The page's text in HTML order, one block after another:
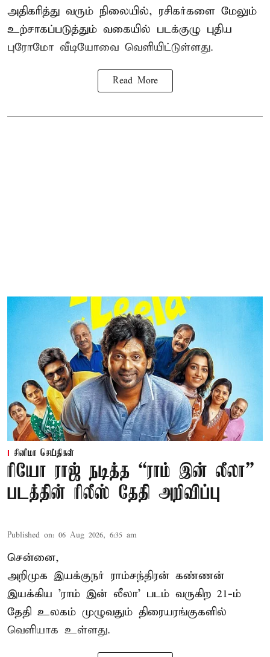
அதிகரித்து வரும் நிலையில், ரசிகர்களை மேலும்
உற்சாகப்படுத்தும் வகையில் படக்குழு புதிய
புரோமோ வீடியோவை வெளியிட்டுள்ளது.
Read More
சினிமா செய்திகள்
ரியோ ராஜ் நடித்த “ராம் இன் லீலா”
படத்தின் ரிலீஸ் தேதி அறிவிப்பு
Published on: 06 Aug 2026, 6:35 am
சென்னை,
அறிமுக இயக்குநர் ராம்சந்திரன் கண்ணன்
இயக்கிய 'ராம் இன் லீலா' படம் வருகிற 21-ம்
தேதி உலகம் முழுவதும் திரையரங்குகளில்
வெளியாக உள்ளது.